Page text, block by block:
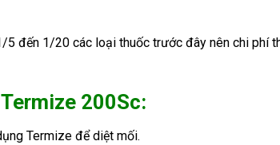
đến 1/20 các loại thuốc trước đây nên chi phí
200Sc:
Termize để diệt mối.